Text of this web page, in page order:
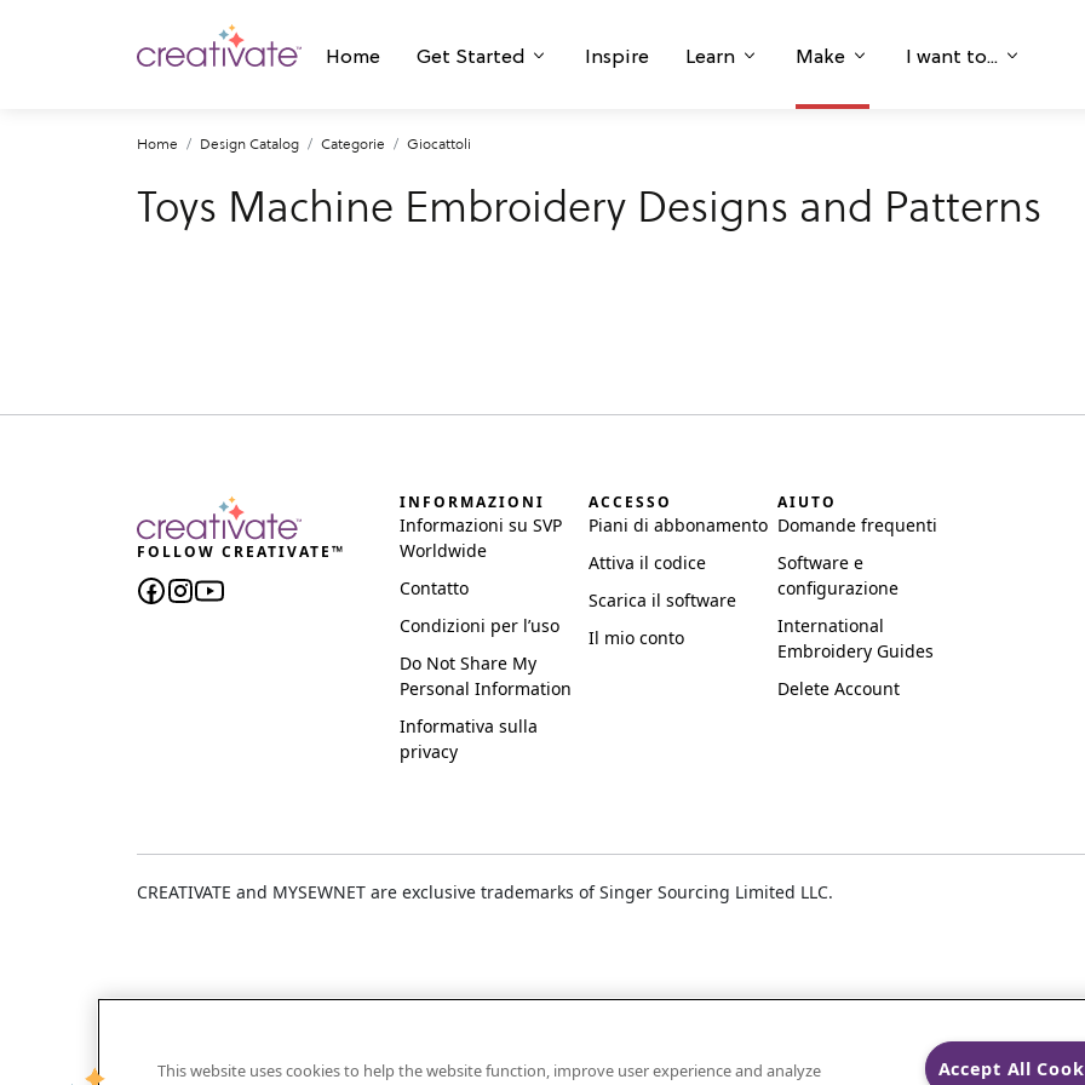
Home Get Started Inspire Learn Make I want to...
Home Design Catalog Categorie Giocattoli
Toys Machine Embroidery Designs and Patterns
FOLLOW CREATIVATE™
INFORMAZIONI
Informazioni su SVP
Worldwide
Contatto
Condizioni per l’uso
Do Not Share My
Personal Information
Informativa sulla
privacy
ACCESSO
Piani di abbonamento
Attiva il codice
Scarica il software
Il mio conto
AIUTO
Domande frequenti
Software e
configurazione
International
Embroidery Guides
Delete Account
CREATIVATE and MYSEWNET are exclusive trademarks of Singer Sourcing Limited LLC.
This website uses cookies to help the website function, improve user experience and analyze
Accept All